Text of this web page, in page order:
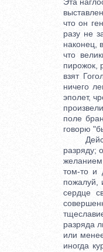
Эта
что он
разу не
наконец,
что
пирожок,
взят
ничего
эполет,
поле
говорю
разряду;
желанием
том-то и
пожалуй,
сердце
разряда
или
иногда